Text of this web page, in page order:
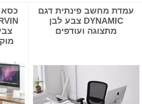
עמדת מחשב פינתית דגם
DYNAMIC צבע לבן
מתצוגה ועודפים
כסא
מוקדמת